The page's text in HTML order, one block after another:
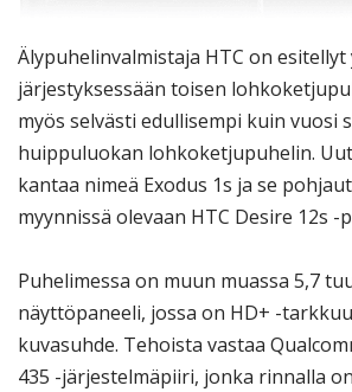
Älypuhelinvalmistaja HTC on
järjestyksessään toisen
myös selvästi edullisempi kuin vuosi
huippuluokan lohkoketjupuhelin.
kantaa nimeä Exodus 1s ja se
myynnissä olevaan HTC Desire 12s -
Puhelimessa on muun muassa 5,7
näyttöpaneeli, jossa on HD+ -
kuvasuhde. Tehoista vastaa
435 -järjestelmäpiiri, jonka rinnalla